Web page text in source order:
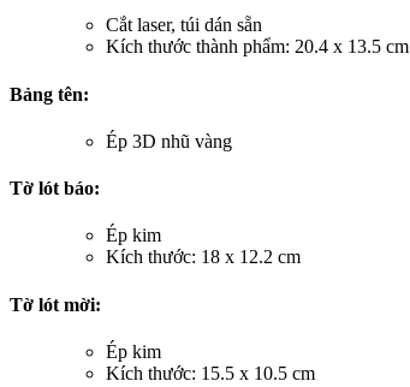
Cắt laser, túi dán sẵn
Kích thước thành phẩm: 20.4 x 13.5 cm
Bảng tên:
Ép 3D nhũ vàng
Tờ lót báo:
Ép kim
Kích thước: 18 x 12.2 cm
Tờ lót mời:
Ép kim
Kích thước: 15.5 x 10.5 cm